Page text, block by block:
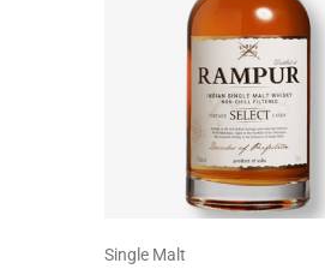
Single Malt